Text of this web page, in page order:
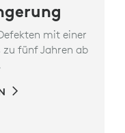
mit einer
fünf Jahren ab